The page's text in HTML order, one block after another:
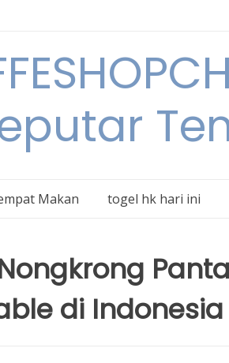
Makan togel hk hari ini
di Indonesia